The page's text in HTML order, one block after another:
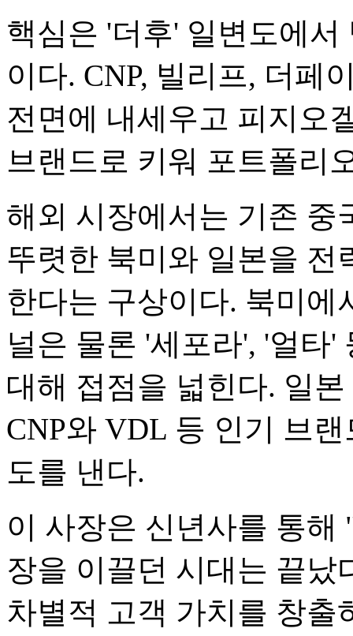
핵심은 '더후' 일변도에
이다. CNP, 빌리프, 더페
전면에 내세우고 피지오
브랜드로 키워 포트폴리
해외 시장에서는 기존 중
뚜렷한 북미와 일본을 전
한다는 구상이다. 북미에
널은 물론 '세포라', '얼타
대해 접점을 넓힌다. 일
CNP와 VDL 등 인기 브
도를 낸다.
이 사장은 신년사를 통해
장을 이끌던 시대는 끝
차별적 고객 가치를 창출